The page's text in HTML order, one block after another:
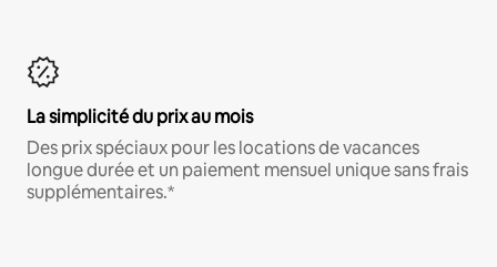
La simplicité du prix au mois
Des prix spéciaux pour les locations de vacances
longue durée et un paiement mensuel unique sans frais
supplémentaires.*